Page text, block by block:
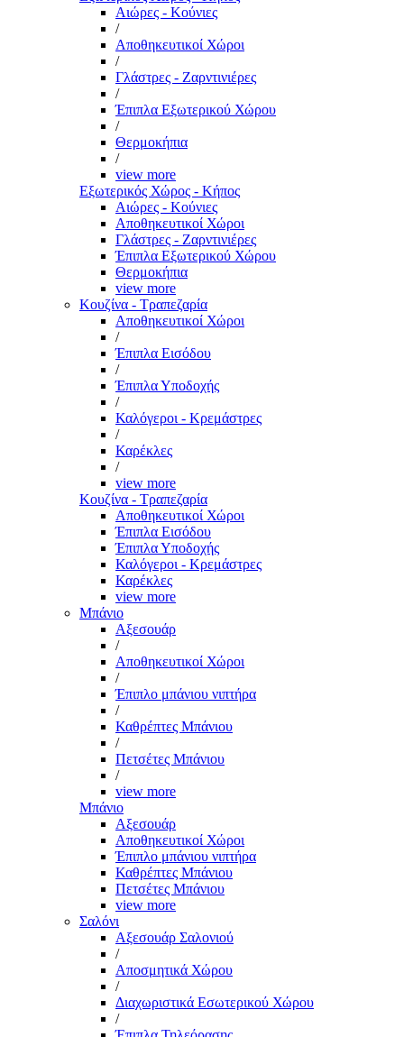
Αιώρες - Κούνιες
/
Αποθηκευτικοί Χώροι
/
Γλάστρες - Ζαρντινιέρες
/
Έπιπλα Εξωτερικού Χώρου
/
Θερμοκήπια
/
view more
Εξωτερικός Χώρος - Κήπος
Αιώρες - Κούνιες
Αποθηκευτικοί Χώροι
Γλάστρες - Ζαρντινιέρες
Έπιπλα Εξωτερικού Χώρου
Θερμοκήπια
view more
Κουζίνα - Τραπεζαρία
Αποθηκευτικοί Χώροι
/
Έπιπλα Εισόδου
/
Έπιπλα Υποδοχής
/
Καλόγεροι - Κρεμάστρες
/
Καρέκλες
/
view more
Κουζίνα - Τραπεζαρία
Αποθηκευτικοί Χώροι
Έπιπλα Εισόδου
Έπιπλα Υποδοχής
Καλόγεροι - Κρεμάστρες
Καρέκλες
view more
Μπάνιο
Αξεσουάρ
/
Αποθηκευτικοί Χώροι
/
Έπιπλο μπάνιου νιπτήρα
/
Καθρέπτες Μπάνιου
/
Πετσέτες Μπάνιου
/
view more
Μπάνιο
Αξεσουάρ
Αποθηκευτικοί Χώροι
Έπιπλο μπάνιου νιπτήρα
Καθρέπτες Μπάνιου
Πετσέτες Μπάνιου
view more
Σαλόνι
Αξεσουάρ Σαλονιού
/
Αποσμητικά Χώρου
/
Διαχωριστικά Εσωτερικού Χώρου
/